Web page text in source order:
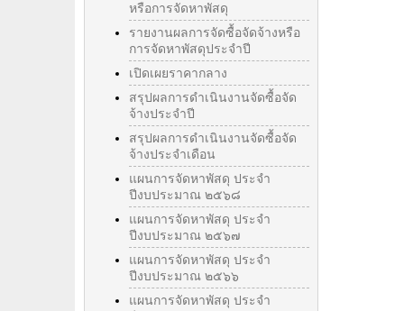
หรือการจัดหาพัสดุ
รายงานผลการจัดซื้อจัดจ้างหรือ
การจัดหาพัสดุประจําปี
เปิดเผยราคากลาง
สรุปผลการดำเนินงานจัดซื้อจัด
จ้างประจำปี
สรุปผลการดำเนินงานจัดซื้อจัด
จ้างประจำเดือน
แผนการจัดหาพัสดุ ประจำ
ปีงบประมาณ ๒๕๖๘
แผนการจัดหาพัสดุ ประจำ
ปีงบประมาณ ๒๕๖๗
แผนการจัดหาพัสดุ ประจำ
ปีงบประมาณ ๒๕๖๖
แผนการจัดหาพัสดุ ประจำ